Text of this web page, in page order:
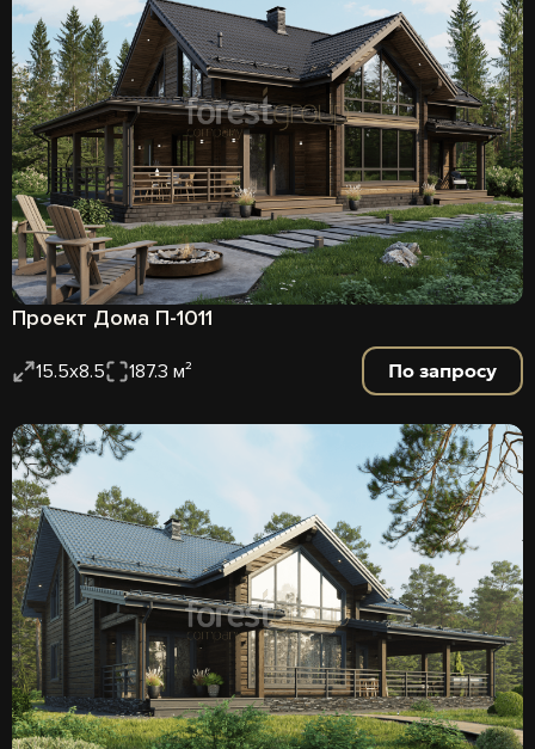
Проект Дома П-1011
15.5x8.5 187.3 м² По запросу